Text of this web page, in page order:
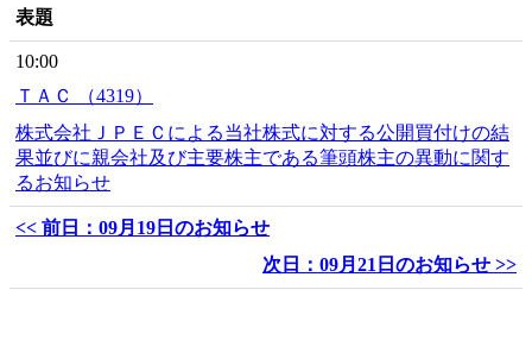
表題
10:00
ＴＡＣ （4319）
株式会社ＪＰＥＣによる当社株式に対する公開買付けの結
果並びに親会社及び主要株主である筆頭株主の異動に関す
るお知らせ
<< 前日：09月19日のお知らせ
次日：09月21日のお知らせ >>